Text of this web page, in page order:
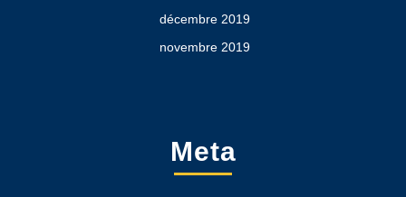
décembre 2019
novembre 2019
Meta